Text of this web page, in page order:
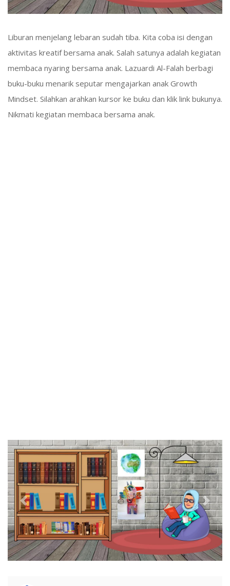
Liburan menjelang lebaran sudah tiba. Kita coba isi dengan
aktivitas kreatif bersama anak. Salah satunya adalah kegiatan
membaca nyaring bersama anak. Lazuardi Al-Falah berbagi
buku-buku menarik seputar mengajarkan anak Growth
Mindset. Silahkan arahkan kursor ke buku dan klik link bukunya.
Nikmati kegiatan membaca bersama anak.